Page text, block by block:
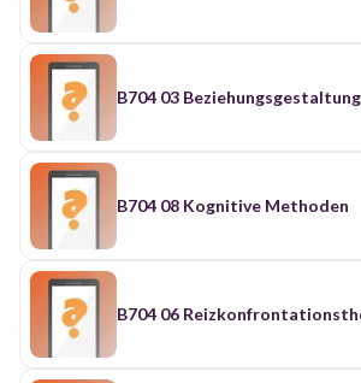
B704 03 Beziehungsgestaltung
B704 08 Kognitive Methoden
B704 06